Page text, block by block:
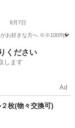
8月7日
お好きな方へ ※※100均商
ください
します
Ad
枚(物々交換可)